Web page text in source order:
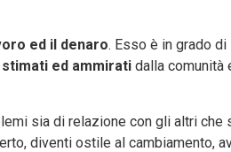
ed il denaro. Esso è in grado
stimati ed ammirati dalla comunità
sia di relazione con gli altri che
diventi ostile al cambiamento,